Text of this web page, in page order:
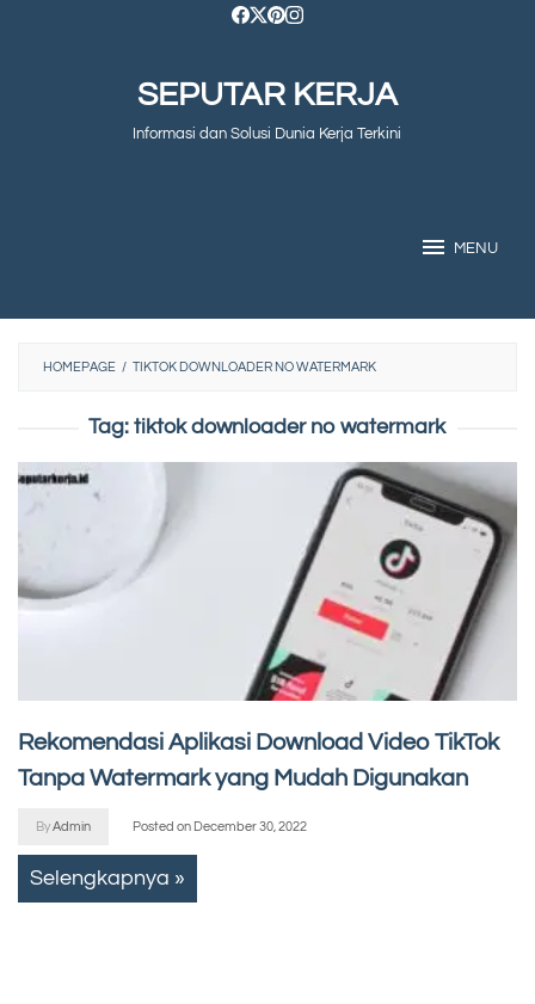
SEPUTAR KERJA
Informasi dan Solusi Dunia Kerja Terkini
MENU
HOMEPAGE / TIKTOK DOWNLOADER NO WATERMARK
Tag:tiktok downloader no watermark
Rekomendasi Aplikasi Download Video TikTok
Tanpa Watermark yang Mudah Digunakan
ByAdmin Posted on December 30, 2022
Selengkapnya »